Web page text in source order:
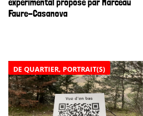
Faure-Casanova
DE QUARTIER, PORTRAIT(S)